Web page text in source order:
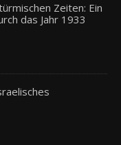
Zeiten: Ein
das Jahr 1933